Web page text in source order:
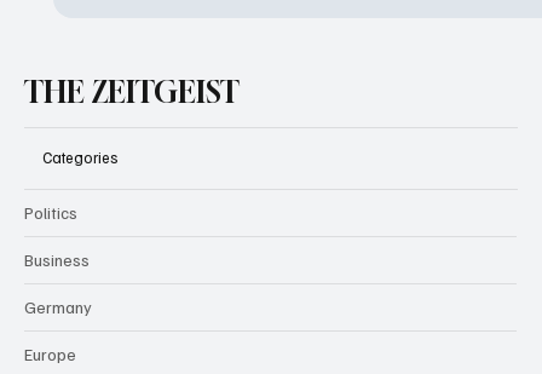
THE ZEITGEIST
Categories
Politics
Business
Germany
Europe